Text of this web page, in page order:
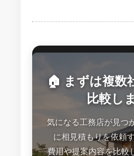
🏠 まずは複数
比較し
気になる工務店が見つ
に相見積もりを依頼
費用や提案内容を比較